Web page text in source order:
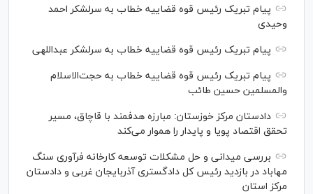
پیام تبریک رئیس قوه قضاییه خطاب به سرلشکر احمد
وحیدی
پیام تبریک رئیس قوه قضاییه خطاب به سرلشکر عبداللهی
پیام تبریک رئیس قوه قضاییه خطاب به حجت‌الاسلام
والمسلمین حسین طائب
دادستان مرکز خوزستان: مبارزه هدفمند با قاچاق، مسیر
تحقق اقتصاد پویا و پایدار را هموار می‌کند
بررسی میدانی و حل مشکلات توسعه کارخانه فرآوری سنگ
مهاباد در بازدید رئیس کل دادگستری آذربایجان غربی و دادستان
مرکز استان